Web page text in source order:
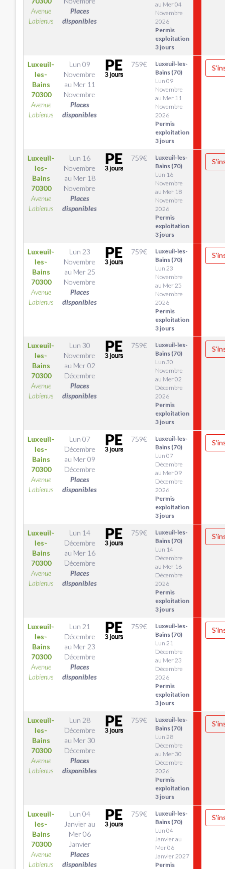
Avenue
Labienus
Places
disponibles
au Mer 04
Novembre
2026
Permis
exploitation
3 jours
Luxeuil-
les-
Bains
70300
Avenue
Labienus
Lun 09
Novembre
au Mer 11
Novembre
Places
disponibles
759€
Luxeuil-les-
Bains (70)
Lun 09
Novembre
au Mer 11
Novembre
2026
Permis
exploitation
3 jours
Luxeuil-
les-
Bains
70300
Avenue
Labienus
Lun 16
Novembre
au Mer 18
Novembre
Places
disponibles
759€
Luxeuil-les-
Bains (70)
Lun 16
Novembre
au Mer 18
Novembre
2026
Permis
exploitation
3 jours
Luxeuil-
les-
Bains
70300
Avenue
Labienus
Lun 23
Novembre
au Mer 25
Novembre
Places
disponibles
759€
Luxeuil-les-
Bains (70)
Lun 23
Novembre
au Mer 25
Novembre
2026
Permis
exploitation
3 jours
Luxeuil-
les-
Bains
70300
Avenue
Labienus
Lun 30
Novembre
au Mer 02
Décembre
Places
disponibles
759€
Luxeuil-les-
Bains (70)
Lun 30
Novembre
au Mer 02
Décembre
2026
Permis
exploitation
3 jours
Luxeuil-
les-
Bains
70300
Avenue
Labienus
Lun 07
Décembre
au Mer 09
Décembre
Places
disponibles
759€
Luxeuil-les-
Bains (70)
Lun 07
Décembre
au Mer 09
Décembre
2026
Permis
exploitation
3 jours
Luxeuil-
les-
Bains
70300
Avenue
Labienus
Lun 14
Décembre
au Mer 16
Décembre
Places
disponibles
759€
Luxeuil-les-
Bains (70)
Lun 14
Décembre
au Mer 16
Décembre
2026
Permis
exploitation
3 jours
Luxeuil-
les-
Bains
70300
Avenue
Labienus
Lun 21
Décembre
au Mer 23
Décembre
Places
disponibles
759€
Luxeuil-les-
Bains (70)
Lun 21
Décembre
au Mer 23
Décembre
2026
Permis
exploitation
3 jours
Luxeuil-
les-
Bains
70300
Avenue
Labienus
Lun 28
Décembre
au Mer 30
Décembre
Places
disponibles
759€
Luxeuil-les-
Bains (70)
Lun 28
Décembre
au Mer 30
Décembre
2026
Permis
exploitation
3 jours
Luxeuil-
les-
Bains
70300
Avenue
Labienus
Lun 04
Janvier au
Mer 06
Janvier
Places
disponibles
759€
Luxeuil-les-
Bains (70)
Lun 04
Janvier au
Mer 06
Janvier 2027
Permis